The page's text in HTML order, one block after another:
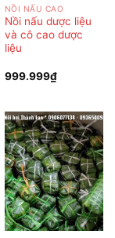
NỒI NẤU CAO
Nồi nấu dược liệu
và cô cao dược
liệu
999.999₫